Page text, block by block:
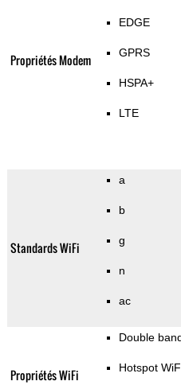
Propriétés Modem
EDGE
GPRS
HSPA+
LTE
Standards WiFi
a
b
g
n
ac
Propriétés WiFi
Double
Hotspot